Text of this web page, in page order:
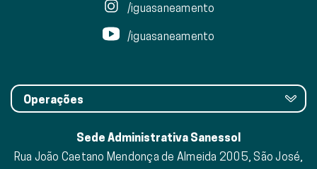
/iguasaneamento
/iguasaneamento
Operações
Sede Administrativa Sanessol
Rua João Caetano Mendonça de Almeida 2005, São José,